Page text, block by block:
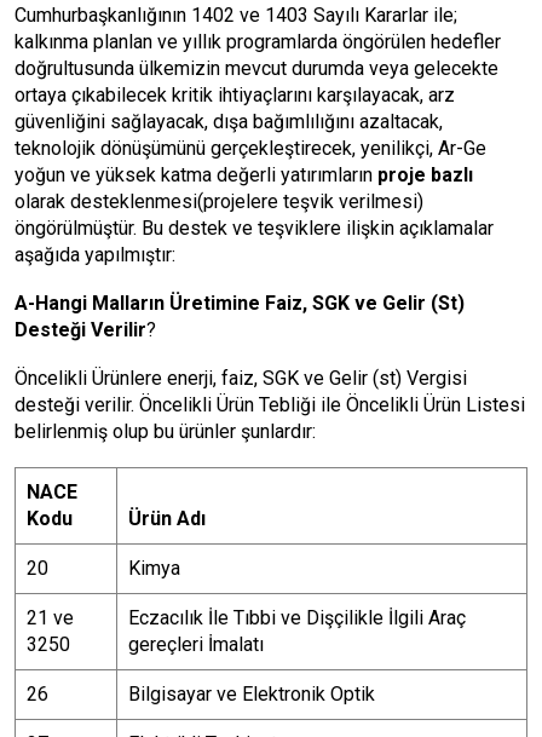
Cumhurbaşkanlığının 1402 ve 1403 Sayılı Kararlar ile;
kalkınma planlan ve yıllık programlarda öngörülen hedefler
doğrultusunda ülkemizin mevcut durumda veya gelecekte
ortaya çıkabilecek kritik ihtiyaçlarını karşılayacak, arz
güvenliğini sağlayacak, dışa bağımlılığını azaltacak,
teknolojik dönüşümünü gerçekleştirecek, yenilikçi, Ar-Ge
yoğun ve yüksek katma değerli yatırımların proje bazlı
olarak desteklenmesi(projelere teşvik verilmesi)
öngörülmüştür. Bu destek ve teşviklere ilişkin açıklamalar
aşağıda yapılmıştır:
A-Hangi Malların Üretimine Faiz, SGK ve Gelir (St)
Desteği Verilir?
Öncelikli Ürünlere enerji, faiz, SGK ve Gelir (st) Vergisi
desteği verilir. Öncelikli Ürün Tebliği ile Öncelikli Ürün Listesi
belirlenmiş olup bu ürünler şunlardır:
NACE
Kodu
Ürün Adı
20 Kimya
21 ve
3250
Eczacılık İle Tıbbi ve Dişçilikle İlgili Araç
gereçleri İmalatı
26 Bilgisayar ve Elektronik Optik